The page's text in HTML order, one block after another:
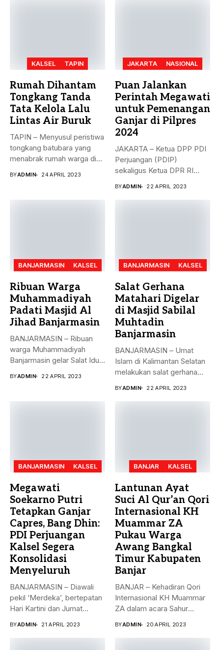
KALSEL TAPIN
Rumah Dihantam
Tongkang Tanda
Tata Kelola Lalu
Lintas Air Buruk
TAPIN – Menyusul peristiwa
tongkang batubara yang
menabrak rumah warga di
BYADMIN 24 APRIL 2023
JAKARTA NASIONAL
Puan Jalankan
Perintah Megawati
untuk Pemenangan
Ganjar di Pilpres
2024
JAKARTA – Ketua DPP PDI
Perjuangan (PDIP)
sekaligus Ketua DPR RI
BYADMIN 22 APRIL 2023
BANJARMASIN KALSEL
Ribuan Warga
Muhammadiyah
Padati Masjid Al
Jihad Banjarmasin
BANJARMASIN – Ribuan
warga Muhammadiyah
Banjarmasin gelar Salat Idul
BYADMIN 22 APRIL 2023
BANJARMASIN KALSEL
Salat Gerhana
Matahari Digelar
di Masjid Sabilal
Muhtadin
Banjarmasin
BANJARMASIN – Umat
Islam di Kalimantan Selatan
melakukan salat gerhana
BYADMIN 22 APRIL 2023
BANJARMASIN KALSEL
Megawati
Soekarno Putri
Tetapkan Ganjar
Capres, Bang Dhin:
PDI Perjuangan
Kalsel Segera
Konsolidasi
Menyeluruh
BANJARMASIN – Diawali
pekil ‘Merdeka’, bertepatan
Hari Kartini dan Jumat
BYADMIN 21 APRIL 2023
BANJAR KALSEL
Lantunan Ayat
Suci Al Qur’an Qori
Internasional KH
Muammar ZA
Pukau Warga
Awang Bangkal
Timur Kabupaten
Banjar
BANJAR – Kehadiran Qori
Internasional KH Muammar
ZA dalam acara Sahur
BYADMIN 20 APRIL 2023